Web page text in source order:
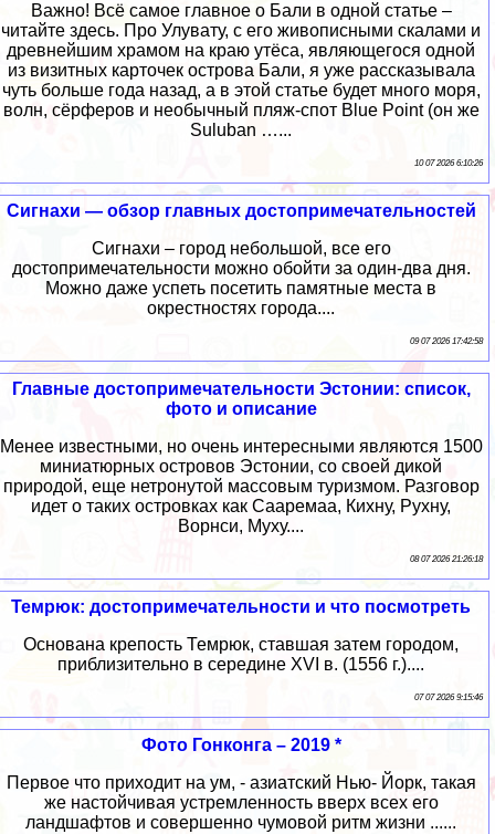
Важно! Всё самое главное о Бали в одной статье –
читайте здесь. Про Улувату, с его живописными скалами и
древнейшим храмом на краю утёса, являющегося одной
из визитных карточек острова Бали, я уже рассказывала
чуть больше года назад, а в этой статье будет много моря,
волн, сёрферов и необычный пляж-спот Blue Point (он же
Suluban …...
10 07 2026 6:10:26
Сигнахи — обзор главных достопримечательностей
Сигнахи – город небольшой, все его
достопримечательности можно обойти за один-два дня.
Можно даже успеть посетить памятные места в
окрестностях города....
09 07 2026 17:42:58
Главные достопримечательности Эстонии: список,
фото и описание
Менее известными, но очень интересными являются 1500
миниатюрных островов Эстонии, со своей дикой
природой, еще нетронутой массовым туризмом. Разговор
идет о таких островках как Сааремаа, Кихну, Рухну,
Ворнси, Муху....
08 07 2026 21:26:18
Темрюк: достопримечательности и что посмотреть
Основана крепость Темрюк, ставшая затем городом,
приблизительно в середине XVI в. (1556 г.)....
07 07 2026 9:15:46
Фото Гонконга – 2019 *
Первое что приходит на ум, - азиатский Нью- Йорк, такая
же настойчивая устремленность вверх всех его
ландшафтов и совершенно чумовой ритм жизни ......